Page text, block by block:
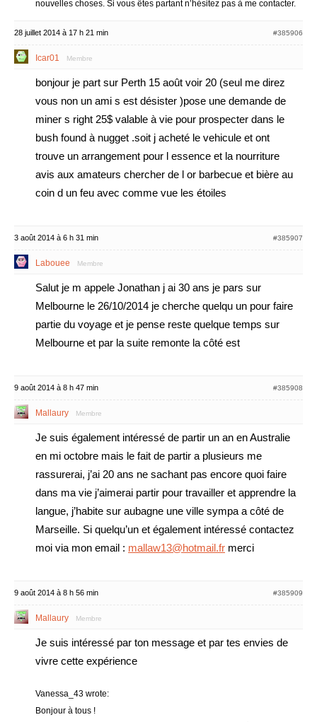
nouvelles choses. Si vous êtes partant n’hésitez pas à me contacter.
28 juillet 2014 à 17 h 21 min #385906
Icar01 Membre
bonjour je part sur Perth 15 août voir 20 (seul me direz
vous non un ami s est désister )pose une demande de
miner s right 25$ valable à vie pour prospecter dans le
bush found à nugget .soit j acheté le vehicule et ont
trouve un arrangement pour l essence et la nourriture
avis aux amateurs chercher de l or barbecue et bière au
coin d un feu avec comme vue les étoiles
3 août 2014 à 6 h 31 min #385907
Labouee Membre
Salut je m appele Jonathan j ai 30 ans je pars sur
Melbourne le 26/10/2014 je cherche quelqu un pour faire
partie du voyage et je pense reste quelque temps sur
Melbourne et par la suite remonte la côté est
9 août 2014 à 8 h 47 min #385908
Mallaury Membre
Je suis également intéressé de partir un an en Australie
en mi octobre mais le fait de partir a plusieurs me
rassurerai, j’ai 20 ans ne sachant pas encore quoi faire
dans ma vie j’aimerai partir pour travailler et apprendre la
langue, j’habite sur aubagne une ville sympa a côté de
Marseille. Si quelqu’un et également intéressé contactez
moi via mon email : mallaw13@hotmail.fr merci
9 août 2014 à 8 h 56 min #385909
Mallaury Membre
Je suis intéressé par ton message et par tes envies de
vivre cette expérience
Vanessa_43 wrote:
Bonjour à tous !